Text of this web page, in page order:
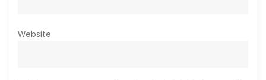
Website